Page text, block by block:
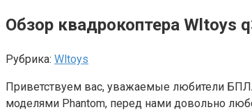
Обзор квадрокоптера Wltoys
Рубрика: Wltoys
Приветствуем вас, уважаемые любители
моделями Phantom, перед нами довольно